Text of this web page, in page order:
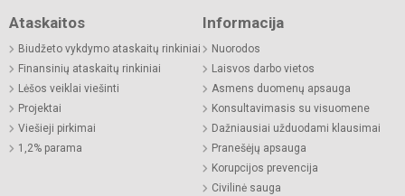
Ataskaitos
Biudžeto vykdymo ataskaitų rinkiniai
Finansinių ataskaitų rinkiniai
Lėšos veiklai viešinti
Projektai
Viešieji pirkimai
1,2% parama
Informacija
Nuorodos
Laisvos darbo vietos
Asmens duomenų apsauga
Konsultavimasis su visuomene
Dažniausiai užduodami klausimai
Pranešėjų apsauga
Korupcijos prevencija
Civilinė sauga